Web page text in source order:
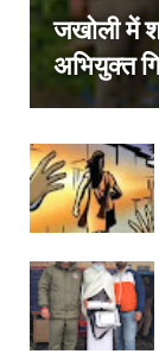
जखोली में
अभियुक्त